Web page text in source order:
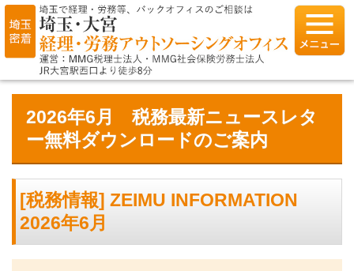
2026年6月 税務最新ニュースレタ
ー無料ダウンロードのご案内
[税務情報] ZEIMU INFORMATION
2026年6月